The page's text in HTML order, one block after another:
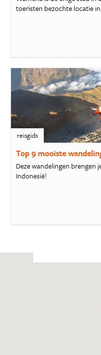
toeristen bezochte locatie
reisgids
Top 9 mooiste
Deze wandelingen brengen
Indonesië!